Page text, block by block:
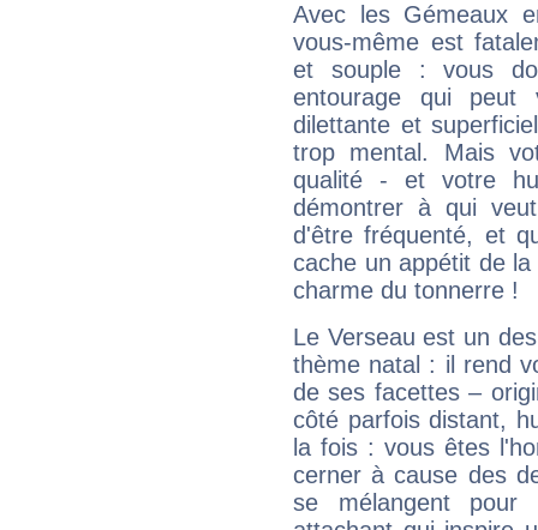
Avec les Gémeaux
vous-même est
et souple : vous
entourage qui
dilettante et
trop mental. Mais
qualité - et votre
démontrer à qui
d'être fréquenté, et
cache un appétit de
charme du tonnerre !
Le Verseau est un
thème natal : il rend
de ses facettes –
côté parfois distant,
la fois : vous êtes
cerner à cause des
se mélangent